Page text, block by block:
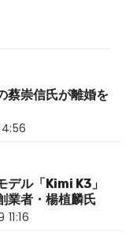
蔡崇信氏が離婚を
デル「Kimi K3」
者・楊植麟氏